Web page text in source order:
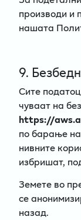
производи и
нашата
9.
Сите
чуваат на
https://
по барање
нивните
избришат,
Земете во
се
назад.